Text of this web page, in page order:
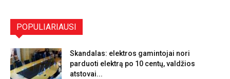
POPULIARIAUSI
Skandalas: elektros gamintojai nori
parduoti elektrą po 10 centų, valdžios
atstovai...